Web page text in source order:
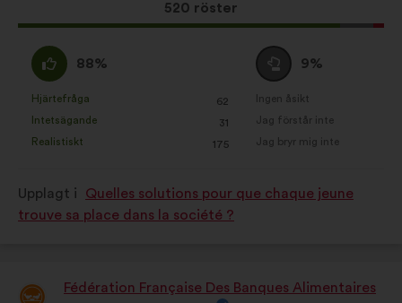
Det
här
520 röster
Jag
håller
med
:
88%
betecknats
som:
Hjärtefråga
: 62
gånger
Intetsägande
: 31
gånger
Realistiskt
: 175
gånger
Jag
är
neutral
:
9%
betecknats
Ingen åsikt
:gånger
Jag förstår inte
:gånger
Jag bryr mig inte
:gånger
Upplagt i
Quelles solutions pour que chaque jeune
trouve sa place dans la société ?
Fédération Française Des Banques Alimentaires